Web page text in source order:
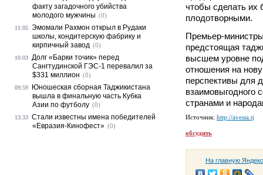
чтобы сделать
плодотворными.
Премьер-
предстоящая
высшем уровне
отношения на
перспективы для
взаимовыгодного
странами и
Источник: http://avesta.tj
обсудить
На главную
факту загадочного убийства
молодого мужчины (0)
11:05 Эмомали Рахмон открыл в Рудаки
школы, кондитерскую фабрику и
кирпичный завод (0)
10:03 Долг «Барки точик» перед
Сангтудинской ГЭС-1 перевалил за
$331 миллион (0)
09:59
Юношеская сборная Таджикистана
вышла в финальную часть Кубка
Азии по футболу (0)
13:33 Стали известны имена победителей
«Евразия-Кинофест» (0)